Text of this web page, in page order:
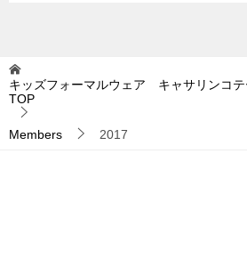
キッズフォーマルウェア キャサリンコテ
TOP
Members 2017